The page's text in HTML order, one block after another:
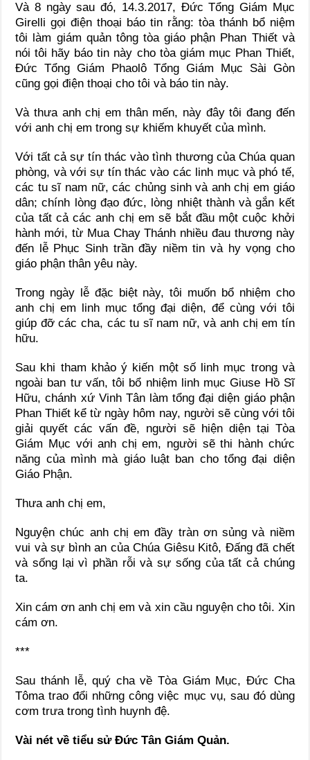
Và 8 ngày sau đó, 14.3.2017, Đức Tổng Giám Mục
Girelli gọi điện thoại báo tin rằng: tòa thánh bổ niệm
tôi làm giám quản tông tòa giáo phận Phan Thiết và
nói tôi hãy báo tin này cho tòa giám mục Phan Thiết,
Đức Tổng Giám Phaolô Tổng Giám Mục Sài Gòn
cũng gọi điện thoại cho tôi và báo tin này.
Và thưa anh chị em thân mến, này đây tôi đang đến
với anh chị em trong sự khiếm khuyết của mình.
Với tất cả sự tín thác vào tình thương của Chúa quan
phòng, và với sự tín thác vào các linh mục và phó tế,
các tu sĩ nam nữ, các chủng sinh và anh chị em giáo
dân; chính lòng đạo đức, lòng nhiệt thành và gắn kết
của tất cả các anh chị em sẽ bắt đầu một cuộc khởi
hành mới, từ Mua Chay Thánh nhiều đau thương này
đến lễ Phục Sinh trần đầy niềm tin và hy vọng cho
giáo phận thân yêu này.
Trong ngày lễ đặc biệt này, tôi muốn bổ nhiệm cho
anh chị em linh mục tổng đại diện, để cùng với tôi
giúp đỡ các cha, các tu sĩ nam nữ, và anh chị em tín
hữu.
Sau khi tham khảo ý kiến một số linh mục trong và
ngoài ban tư vấn, tôi bổ nhiệm linh mục Giuse Hồ Sĩ
Hữu, chánh xứ Vinh Tân làm tổng đại diện giáo phận
Phan Thiết kể từ ngày hôm nay, người sẽ cùng với tôi
giải quyết các vấn đề, người sẽ hiện diện tại Tòa
Giám Mục với anh chị em, người sẽ thi hành chức
năng của mình mà giáo luật ban cho tổng đại diện
Giáo Phận.
Thưa anh chị em,
Nguyện chúc anh chị em đầy tràn ơn sủng và niềm
vui và sự bình an của Chúa Giêsu Kitô, Đấng đã chết
và sống lại vì phần rỗi và sự sống của tất cả chúng
ta.
Xin cám ơn anh chị em và xin cầu nguyện cho tôi. Xin
cám ơn.
***
Sau thánh lễ, quý cha về Tòa Giám Mục, Đức Cha
Tôma trao đổi những công việc mục vụ, sau đó dùng
cơm trưa trong tình huynh đệ.
Vài nét về tiểu sử Đức Tân Giám Quản.